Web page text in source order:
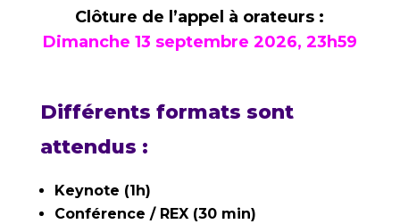
Clôture de l’appel à orateurs :
Dimanche 13 septembre 2026, 23h59
Différents formats sont
attendus :
Keynote (1h)
Conférence / REX (30 min)